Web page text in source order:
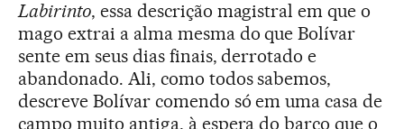
Labirinto, essa descrição magistral em que o
mago extrai a alma mesma do que Bolívar
sente em seus dias finais, derrotado e
abandonado. Ali, como todos sabemos,
descreve Bolívar comendo só em uma casa de
campo muito antiga, à espera do barco que o